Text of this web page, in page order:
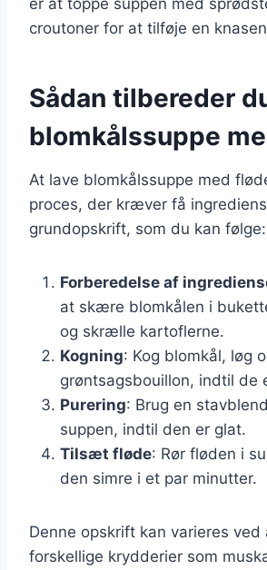
croutoner for at tilføje en
Sådan tilbereder
blomkålssuppe
At lave blomkålssuppe med
proces, der kræver få
grundopskrift, som du kan følge:
Forberedelse af
at skære blomkålen i
og skrælle kartoflerne.
Kogning: Kog blomkål, løg
grøntsagsbouillon, indtil de
Purering: Brug en
suppen, indtil den er glat.
Tilsæt fløde: Rør fløden i
den simre i et par minutter.
Denne opskrift kan varieres
forskellige krydderier som